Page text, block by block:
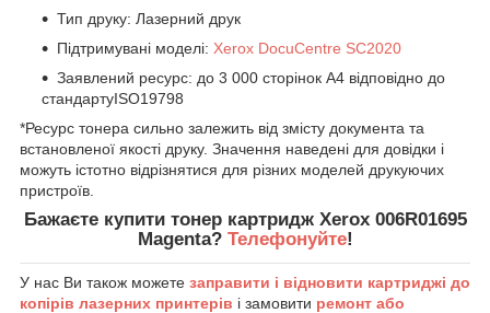
Тип друку: Лазерний друк
Підтримувані моделі: Xerox DocuCentre SC2020
Заявлений ресурс: до 3 000 сторінок А4 відповідно до
стандартуISO19798
*Ресурс тонера сильно залежить від змісту документа та
встановленої якості друку. Значення наведені для довідки і
можуть істотно відрізнятися для різних моделей друкуючих
пристроїв.
Бажаєте купити тонер картридж Xerox 006R01695
Magenta? Телефонуйте!
У нас Ви також можете заправити і відновити картриджі до
копірів лазерних принтерів і замовити ремонт або